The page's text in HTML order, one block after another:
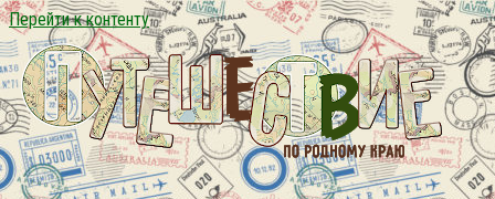
Перейти к контенту